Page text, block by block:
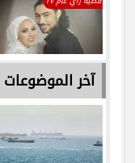
آخر الموضوعات